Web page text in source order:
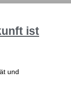
ist
und